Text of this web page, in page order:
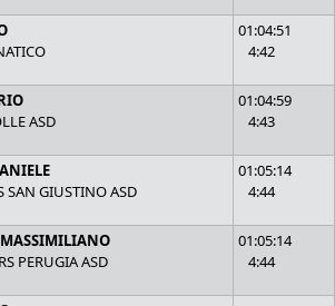
01:04:51
4:42
ASD
01:04:59
4:43
SAN GIUSTINO ASD
01:05:14
4:44
PERUGIA ASD
01:05:14
4:44